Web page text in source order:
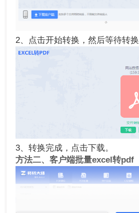
2、点击开始转换，然后等待转换
3、转换完成，点击下载。
方法二、客户端批量excel转pdf